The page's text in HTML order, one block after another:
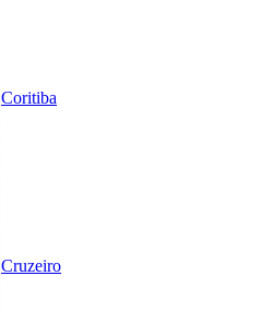
Coritiba
Cruzeiro